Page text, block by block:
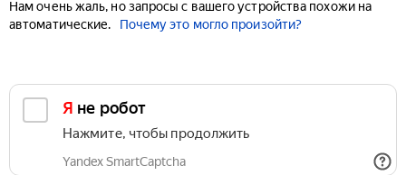
Нам очень жаль, но запросы с вашего устройства похожи на
автоматические.
Почему это могло произойти?
Я не робот
Нажмите, чтобы продолжить
Yandex SmartCaptcha